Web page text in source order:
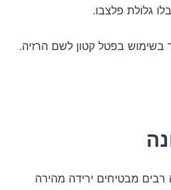
גלולת פלצבו.
בשימוש בפטל קטון לשם הרזיה.
רבים מבטיחים ירידה מהירה